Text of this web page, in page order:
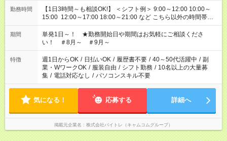
勤務時間
【1日3時間～も相談OK!】 ＜シフト例＞ 9:00～12:00 10:00～
15:00 12:00～17:00 18:00～21:00 など こちら以外の時間帯も
お気軽にご相談ください！
期間
単発1日～！ ★勤務開始日や期間はお気軽にご相談くださ
い！ ＃8月～ ＃9月～
特徴 週1日からOK / 日払いOK / 履歴書不要 / 40～50代活躍中 / 副
業・WワークOK / 服装自由 / シフト勤務 / 10名以上の大量募
集 / 電話対応なし / パソコンスキル不要
気になる！ 応募する 詳細へ
掲載元企業名 株式会社バイトレ（キャムコムグループ）